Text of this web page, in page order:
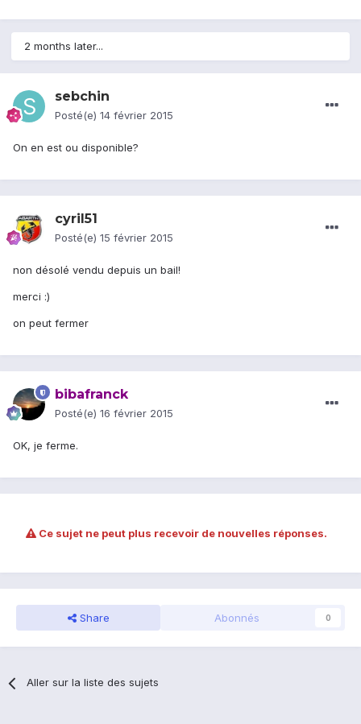
2 months later...
sebchin
Posté(e) 14 février 2015
On en est ou disponible?
cyril51
Posté(e) 15 février 2015
non désolé vendu depuis un bail!
merci :)
on peut fermer
bibafranck
Posté(e) 16 février 2015
OK, je ferme.
Ce sujet ne peut plus recevoir de nouvelles réponses.
Share Abonnés 0
Aller sur la liste des sujets